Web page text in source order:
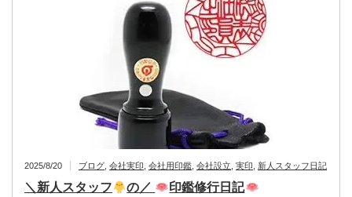
2025/8/20 ブログ 会社実印 会社用印鑑 会社設立 実印 新人スタッフ日記
＼新人スタッフ の／ 印鑑修行日記